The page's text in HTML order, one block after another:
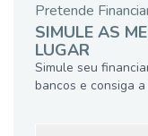
Pretende
SIMULE AS
LUGAR
Simule seu
bancos e consiga